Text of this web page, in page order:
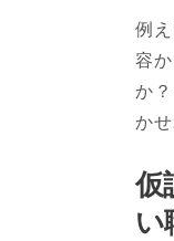
例
容
か
か
仮
い